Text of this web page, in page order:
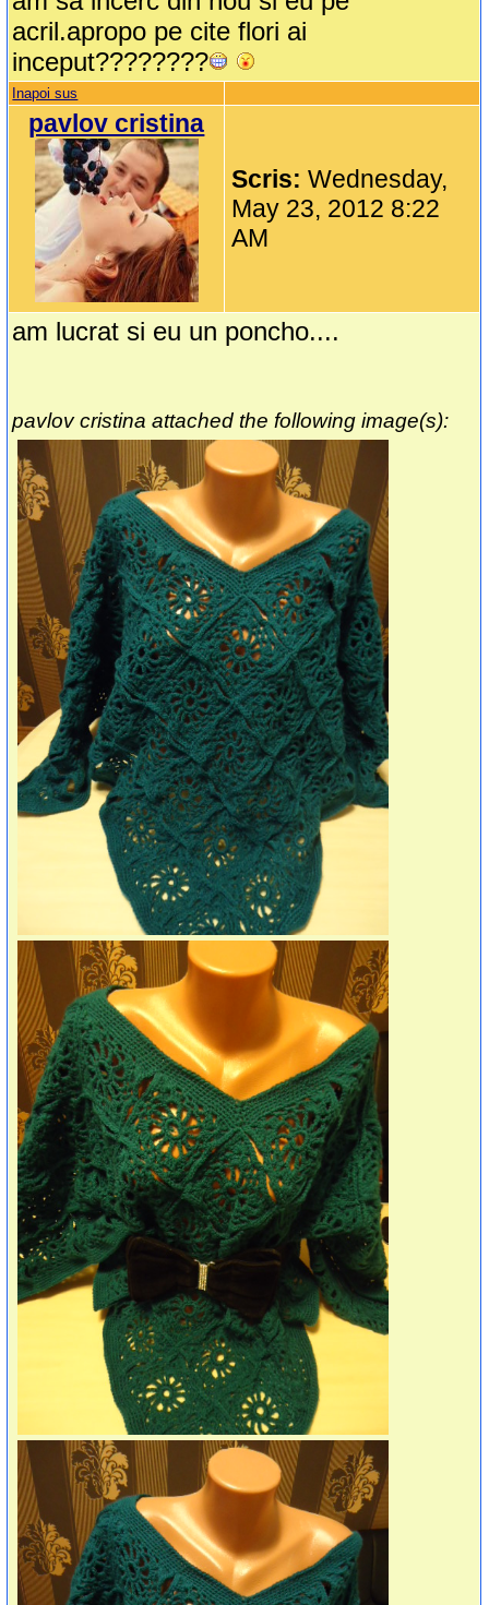
acril.apropo pe cite flori ai
inceput????????
Inapoi sus
pavlov cristina
Scris:Wednesday,
May 23, 2012 8:22
AM
am lucrat si eu un poncho....
pavlov cristina attached the following image(s):